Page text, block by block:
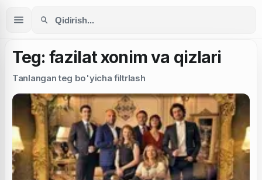
Teg: fazilat xonim va qizlari
Tanlangan teg bo'yicha filtrlash